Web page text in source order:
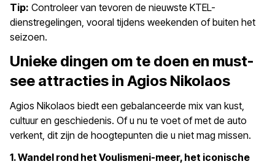
Tip: Controleer van tevoren de nieuwste KTEL-
dienstregelingen, vooral tijdens weekenden of buiten het
seizoen.
Unieke dingen om te doen en must-
see attracties in Agios Nikolaos
Agios Nikolaos biedt een gebalanceerde mix van kust,
cultuur en geschiedenis. Of u nu te voet of met de auto
verkent, dit zijn de hoogtepunten die u niet mag missen.
1. Wandel rond het Voulismeni-meer, het iconische